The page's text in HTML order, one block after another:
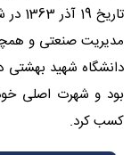
مدیریت صنعتی و
دانشگاه شهید بهشتی
بود و شهرت اصلی خود
کسب کرد.